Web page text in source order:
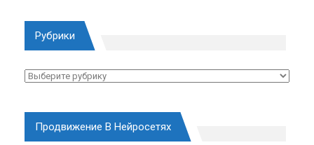
Рубрики
Рубрики
Продвижение В Нейросетях